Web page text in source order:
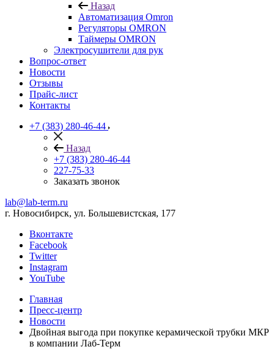
Назад
Автоматизация Omron
Регуляторы OMRON
Таймеры OMRON
Электросушители для рук
Вопрос-ответ
Новости
Отзывы
Прайс-лист
Контакты
+7 (383) 280-46-44
Назад
+7 (383) 280-46-44
227-75-33
Заказать звонок
lab@lab-term.ru
г. Новосибирск, ул. Большевистская, 177
Вконтакте
Facebook
Twitter
Instagram
YouTube
Главная
Пресс-центр
Новости
Двойная выгода при покупке керамической трубки МКР
в компании Лаб-Терм